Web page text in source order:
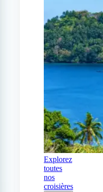
Explorez
toutes
nos
croisières